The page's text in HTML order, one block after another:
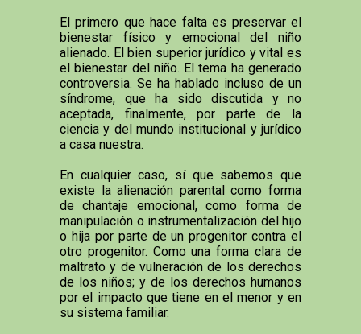
El primero que hace falta es preservar el
bienestar físico y emocional del niño
alienado. El bien superior jurídico y vital es
el bienestar del niño. El tema ha generado
controversia. Se ha hablado incluso de un
síndrome, que ha sido discutida y no
aceptada, finalmente, por parte de la
ciencia y del mundo institucional y jurídico
a casa nuestra.
En cualquier caso, sí que sabemos que
existe la alienación parental como forma
de chantaje emocional, como forma de
manipulación o instrumentalización del hijo
o hija por parte de un progenitor contra el
otro progenitor. Como una forma clara de
maltrato y de vulneración de los derechos
de los niños; y de los derechos humanos
por el impacto que tiene en el menor y en
su sistema familiar.